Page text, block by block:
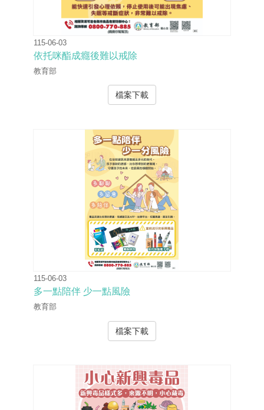
115-06-03
依托咪酯成癮後難以戒除
教育部
檔案下載
115-06-03
多一點陪伴 少一點風險
教育部
檔案下載